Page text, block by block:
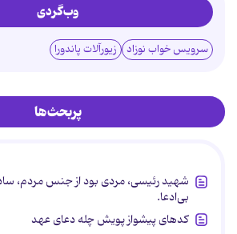
وب‌گردی
سرویس خواب نوزاد زیورآلات پاندورا
پربحث‌ها
شهید رئیسی، مردی بود از جنس مردم،
بی‌ادعا.
کدهای پیشواز پویش چله دعای عهد